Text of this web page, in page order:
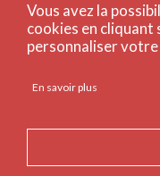
Vous avez la
cookies en cliquant
personnaliser votre
En savoir plus